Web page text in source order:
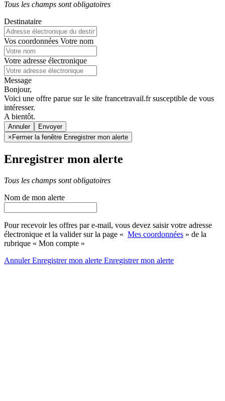
Tous les champs sont obligatoires
Destinataire
Vos coordonnées Votre nom
Votre adresse électronique
Message
Bonjour,
Voici une offre parue sur le site francetravail.fr susceptible de vous
intéresser.
A bientôt.
Annuler
× Fermer la fenêtre Enregistrer mon alerte
Enregistrer mon alerte
Tous les champs sont obligatoires
Nom de mon alerte
Pour recevoir les offres par e-mail, vous devez saisir votre adresse
électronique et la valider sur la page « Mes coordonnées » de la
rubrique « Mon compte »
AnnulerEnregistrer mon alerte Enregistrermon alerte